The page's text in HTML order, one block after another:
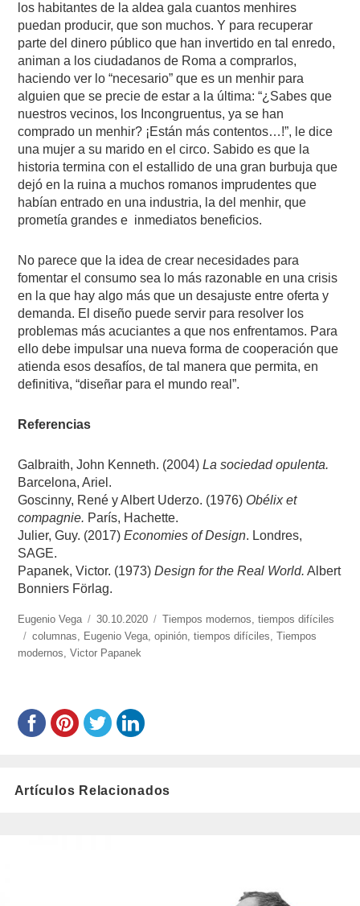
los habitantes de la aldea gala cuantos menhires
puedan producir, que son muchos. Y para recuperar
parte del dinero público que han invertido en tal enredo,
animan a los ciudadanos de Roma a comprarlos,
haciendo ver lo “necesario” que es un menhir para
alguien que se precie de estar a la última: “¿Sabes que
nuestros vecinos, los Incongruentus, ya se han
comprado un menhir? ¡Están más contentos…!”, le dice
una mujer a su marido en el circo. Sabido es que la
historia termina con el estallido de una gran burbuja que
dejó en la ruina a muchos romanos imprudentes que
habían entrado en una industria, la del menhir, que
prometía grandes e inmediatos beneficios.
No parece que la idea de crear necesidades para
fomentar el consumo sea lo más razonable en una crisis
en la que hay algo más que un desajuste entre oferta y
demanda. El diseño puede servir para resolver los
problemas más acuciantes a que nos enfrentamos. Para
ello debe impulsar una nueva forma de cooperación que
atienda esos desafíos, de tal manera que permita, en
definitiva, “diseñar para el mundo real”.
Referencias
Galbraith, John Kenneth. (2004)La sociedad opulenta.
Barcelona, Ariel.
Goscinny, René y Albert Uderzo. (1976) Obélix et
compagnie. París, Hachette.
Julier, Guy. (2017)Economies of Design. Londres,
SAGE.
Papanek, Victor. (1973)Design for the Real World. Albert
Bonniers Förlag.
https://www.experimenta.es/author/info1/
Eugenio Vega
Publicado
el
30.10.2020 Categorías
Tiempos modernos, tiempos difíciles
Etiquetas
columnas, Eugenio Vega,opinión,tiempos difíciles,Tiempos
modernos,Victor Papanek
Artículos Relacionados